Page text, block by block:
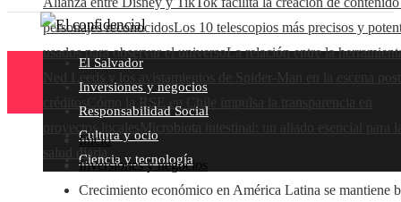
personajes reconocidosLos 10 telescopios más precisos y
usados para observar el universoLa relación entre la
proyectos locales
Microbiota intestinal: un aliado esencial para
salud diaria
El Salvador
Inversiones y negocios
Responsabilidad Social
Cultura y ocio
Ciencia y tecnología
Inicio
Inversiones y negocios
Crecimiento económico en América Latina se mantiene